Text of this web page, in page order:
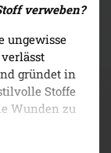
verweben?
ungewisse
gründet in
Stoffe
Wunden zu